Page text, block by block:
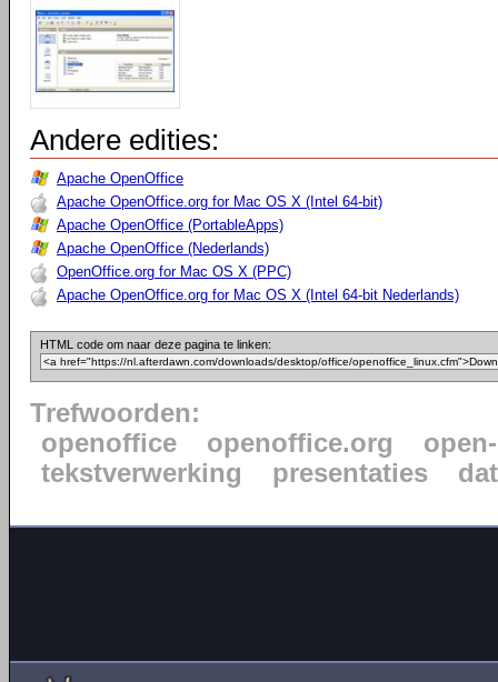
Andere edities:
Apache OpenOffice
Apache OpenOffice.org for Mac OS X (Intel 64-bit)
Apache OpenOffice (PortableApps)
Apache OpenOffice (Nederlands)
OpenOffice.org for Mac OS X (PPC)
Apache OpenOffice.org for Mac OS X (Intel 64-bit Nederlands)
HTML code om naar deze pagina te linken:
Trefwoorden:
openoffice
openoffice.org
tekstverwerking
presentaties